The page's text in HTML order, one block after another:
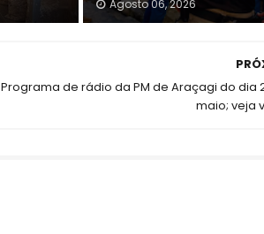
Agosto 06, 2026
Programa de rádio da PM de Araçagi do dia
maio; veja